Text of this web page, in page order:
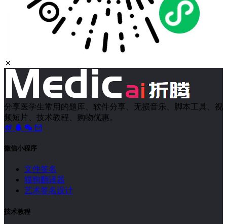
分享医学生常用的题库、软件分享、无损音乐、脚本工具、视
频短片、技术教程、购物优惠。
微信小程序
文件签名
猫狗翻译器
艺术签名设计
技术教程